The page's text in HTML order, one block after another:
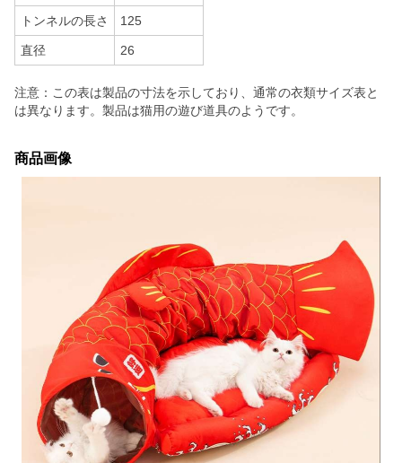
トンネルの長さ 125
直径 26
注意：この表は製品の寸法を示しており、通常の衣類サイズ表と
は異なります。製品は猫用の遊び道具のようです。
商品画像